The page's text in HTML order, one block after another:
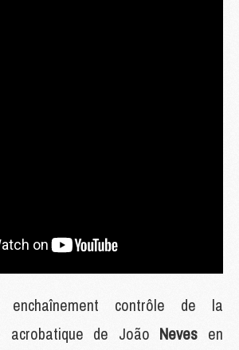
enchaînement contrôle de la
acrobatique de João Neves en